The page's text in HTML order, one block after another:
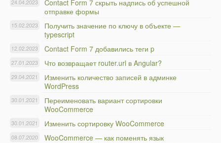
Contact Form 7 скрыть надпись об успешной
отправке формы
24.04.2023
Получить значение по ключу в объекте —
typescript
15.02.2023
Contact Form 7 добавились теги p
12.02.2023
Что возвращает router.url в Angular?
27.01.2023
Изменить количество записей в админке
WordPress
29.04.2021
Переименовать вариант сортировки
WooCommerce
30.01.2021
Изменить сортировку WooCommerce
30.01.2021
WooCommerce — как поменять язык
08.07.2020